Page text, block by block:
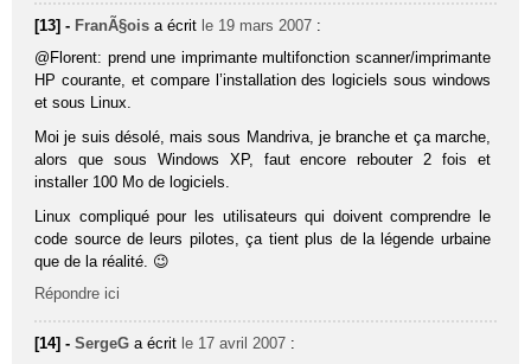
[13] - FranÃ§ois a écrit le 19 mars 2007 :
@Florent: prend une imprimante multifonction scanner/imprimante
HP courante, et compare l’installation des logiciels sous windows
et sous Linux.
Moi je suis désolé, mais sous Mandriva, je branche et ça marche,
alors que sous Windows XP, faut encore rebouter 2 fois et
installer 100 Mo de logiciels.
Linux compliqué pour les utilisateurs qui doivent comprendre le
code source de leurs pilotes, ça tient plus de la légende urbaine
que de la réalité. 😉
Répondre ici
[14] -SergeG a écrit le 17 avril 2007 :